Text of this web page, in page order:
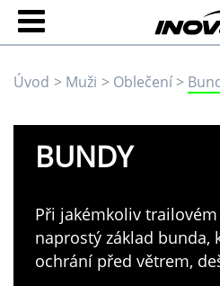
Úvod Muži Oblečení
BUNDY
Při jakémkoliv
naprostý základ bunda,
ochrání před větrem,